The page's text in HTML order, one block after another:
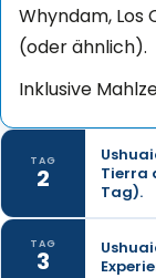
Whyndam, Los
(oder ähnlich).
Inklusive
TAG
2
Tierra
Tag).
Der erste Halt
TAG
3